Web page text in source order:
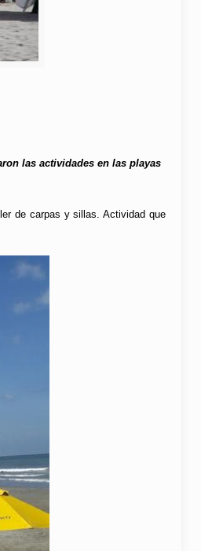
las actividades en las playas
de carpas y sillas. Actividad que